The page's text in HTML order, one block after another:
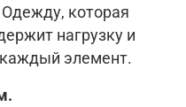
которая
нагрузку и
каждый элемент.